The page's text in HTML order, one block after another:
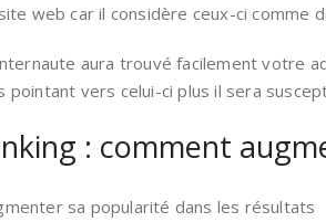
web car il considère ceux-ci
aura trouvé facilement votre
pointant vers celui-ci plus il sera
: comment
sa popularité dans les résultats